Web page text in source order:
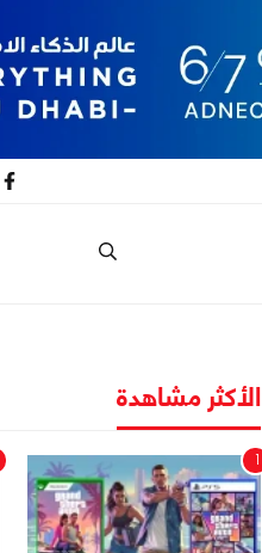
الأكثر مشاهدة
1